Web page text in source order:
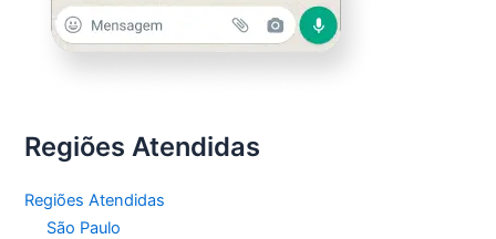
Regiões Atendidas
Regiões Atendidas
São Paulo